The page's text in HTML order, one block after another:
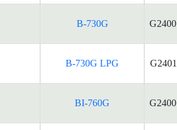
B-730G
B-730G LPG
BI-760G